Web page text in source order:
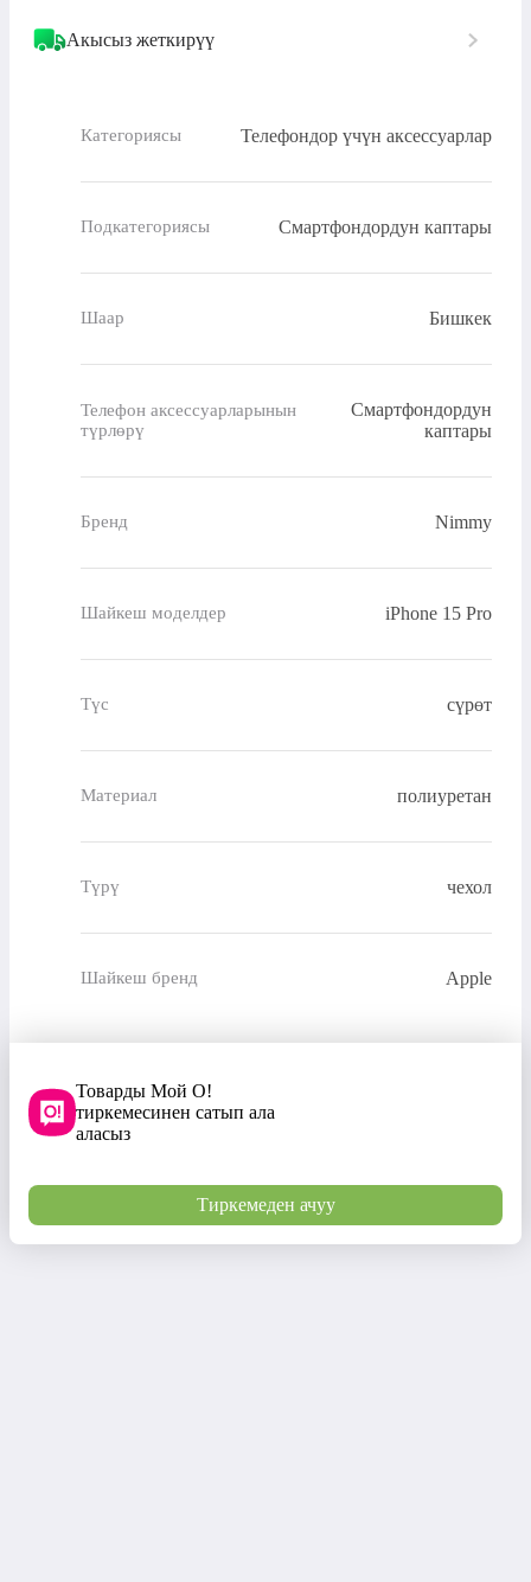
Акысыз жеткирүү
Категориясы Телефондор үчүн аксессуарлар
Подкатегориясы Смартфондордун каптары
Шаар Бишкек
Телефон аксессуарларынын
түрлөрү
Смартфондордун
каптары
Бренд Nimmy
Шайкеш моделдер iPhone 15 Pro
Түс сүрөт
Материал полиуретан
Түрү чехол
Шайкеш бренд Apple
Товарды Мой О!
тиркемесинен сатып ала
аласыз
Тиркемеден ачуу